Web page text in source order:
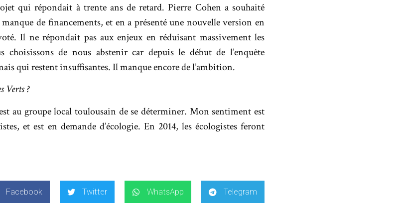
qui répondait à trente ans de retard. Pierre Cohen a souhaité
de financements, et en a présenté une nouvelle version en
Il ne répondait pas aux enjeux en réduisant massivement les
choisissons de nous abstenir car depuis le début de l’enquête
qui restent insuffisantes. Il manque encore de l’ambition.
Verts ?
au groupe local toulousain de se déterminer. Mon sentiment est
et est en demande d’écologie. En 2014, les écologistes feront
Facebook Twitter WhatsApp Telegram